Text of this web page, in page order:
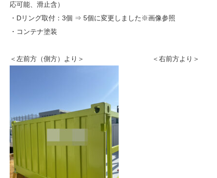
応可能、滑止含）
・Dリング取付：3個 ⇒ 5個に変更しました※画像参照
・コンテナ塗装
＜左前方（側方）より＞ ＜右前方より＞